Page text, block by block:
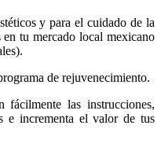
y para el cuidado de la
tu mercado local mexicano
de rejuvenecimiento.
las instrucciones,
e incrementa el valor de tus